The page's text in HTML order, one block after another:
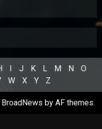
I J K L M N
O
W X Y Z
BroadNews by AF themes.